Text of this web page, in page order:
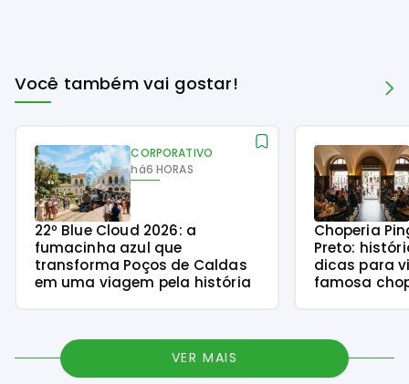
Você também vai gostar!
CORPORATIVO
há6 HORAS
22º Blue Cloud 2026: a
fumacinha azul que
transforma Poços de Caldas
em uma viagem pela história
Choperia
Preto:
dicas para
famosa
VER MAIS